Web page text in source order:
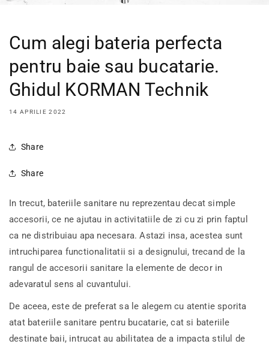
Cum alegi bateria perfecta
pentru baie sau bucatarie.
Ghidul KORMAN Technik
14 APRILIE 2022
Share
Share
In trecut, bateriile sanitare nu reprezentau decat simple
accesorii, ce ne ajutau in activitatiile de zi cu zi prin faptul
ca ne distribuiau apa necesara. Astazi insa, acestea sunt
intruchiparea functionalitatii si a designului, trecand de la
rangul de accesorii sanitare la elemente de decor in
adevaratul sens al cuvantului.
De aceea, este de preferat sa le alegem cu atentie sporita
atat bateriile sanitare pentru bucatarie, cat si bateriile
destinate baii, intrucat au abilitatea de a impacta stilul de